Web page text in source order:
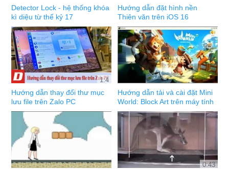
Detector Lock - hệ thống khóa
kì diệu từ thế kỷ 17
Hướng dẫn đặt hình nền
Thiên văn trên iOS 16
1:4
Hướng dẫn thay đổi thư mục
lưu file trên Zalo PC
Hướng dẫn tải và cài đặt Mini
World: Block Art trên máy tính
0:43